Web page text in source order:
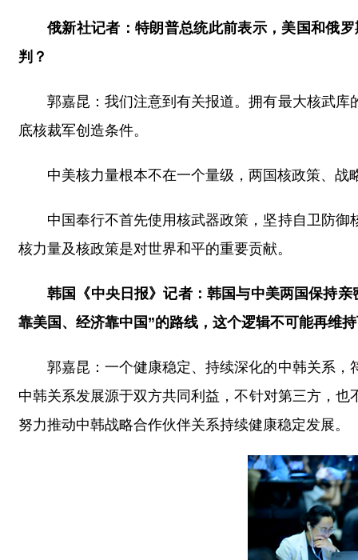
俄新社记者：特朗普总统此前表示，美国和俄
判？
郭嘉昆：我们注意到有关报道。拥有最大核武
底核裁军创造条件。
中美核力量根本不在一个量级，两国核政策、
中国奉行不首先使用核武器政策，坚持自卫防
核力量及核政策是对世界和平的重要贡献。
韩国《中央日报》记者：韩国与中美两国保持
靠美国、经济靠中国”的路线，这个逻辑不可能再维
郭嘉昆：一个健康稳定、持续深化的中韩关系
中韩关系发展源于双方共同利益，不针对第三方，
努力推动中韩战略合作伙伴关系持续健康稳定发展。